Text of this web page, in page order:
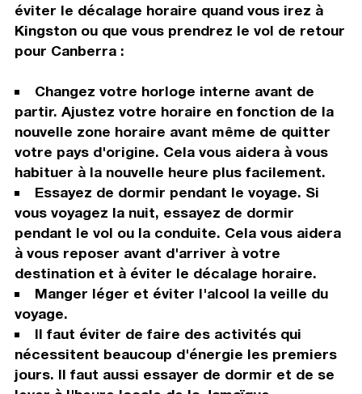
éviter le décalage horaire quand vous irez à
Kingston ou que vous prendrez le vol de retour
pour Canberra :
Changez votre horloge interne avant de
partir. Ajustez votre horaire en fonction de la
nouvelle zone horaire avant même de quitter
votre pays d'origine. Cela vous aidera à vous
habituer à la nouvelle heure plus facilement.
Essayez de dormir pendant le voyage. Si
vous voyagez la nuit, essayez de dormir
pendant le vol ou la conduite. Cela vous aidera
à vous reposer avant d'arriver à votre
destination et à éviter le décalage horaire.
Manger léger et éviter l'alcool la veille du
voyage.
Il faut éviter de faire des activités qui
nécessitent beaucoup d'énergie les premiers
jours. Il faut aussi essayer de dormir et de se